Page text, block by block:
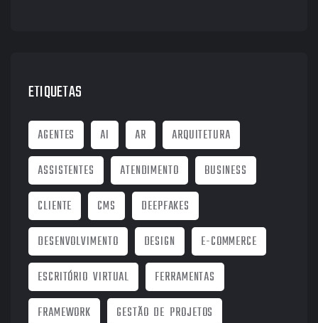
ETIQUETAS
AGENTES AI AR
ARQUITETURA
ASSISTENTES
ATENDIMENTO
BUSINESS
CLIENTE
CMS
DEEPFAKES
DESENVOLVIMENTO
DESIGN
E-COMMERCE
ESCRITÓRIO VIRTUAL
FERRAMENTAS
FRAMEWORK
GESTÃO DE PROJETOS